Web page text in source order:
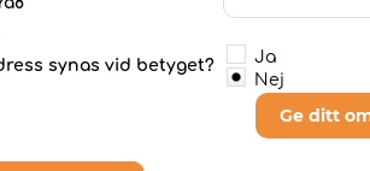
synas vid betyget?
Ja
Nej
Ge ditt